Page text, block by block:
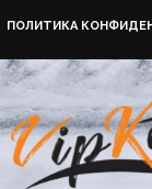
ПОЛИТИКА